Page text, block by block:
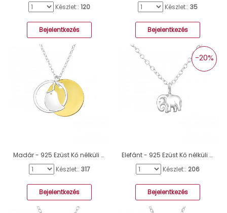
Készlet:: 120
Bejelentkezés
Készlet:: 35
Bejelentkezés
Madár - 925 Ezüst Kő nélküli nyakláncok A4S22825
Készlet:: 317
Bejelentkezés
Elefánt - 925 Ezüst Kő nélküli nyakláncok A4S32229
-20%
Készlet:: 206
Bejelentkezés